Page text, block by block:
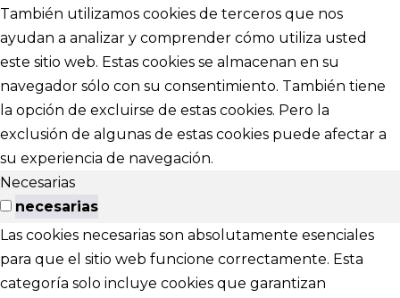
También utilizamos cookies de terceros que nos
ayudan a analizar y comprender cómo utiliza usted
este sitio web. Estas cookies se almacenan en su
navegador sólo con su consentimiento. También tiene
la opción de excluirse de estas cookies. Pero la
exclusión de algunas de estas cookies puede afectar a
su experiencia de navegación.
Necesarias
necesarias
Las cookies necesarias son absolutamente esenciales
para que el sitio web funcione correctamente. Esta
categoría solo incluye cookies que garantizan